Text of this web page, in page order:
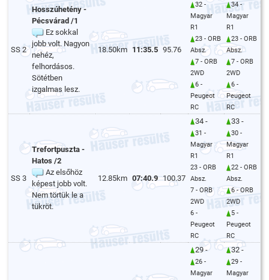
SS 2
Hosszúhetény -
Pécsvárad /1
Ez sokkal
jobb volt. Nagyon
nehéz,
felhordásos.
Sötétben
izgalmas lesz.
18.50km 11:35.5 95.76
32 -
Magyar
R1
23 - ORB
Absz.
7 - ORB
2WD
6 -
Peugeot
RC
34 -
Magyar
R1
23 - ORB
Absz.
7 - ORB
2WD
6 -
Peugeot
RC
SS 3
Trefortpuszta -
Hatos /2
Az elsőhöz
képest jobb volt.
Nem törtük le a
tükröt.
12.85km 07:40.9 100.37
34 -
31 -
Magyar
R1
23 - ORB
Absz.
7 - ORB
2WD
6 -
Peugeot
RC
33 -
30 -
Magyar
R1
22 - ORB
Absz.
6 - ORB
2WD
5 -
Peugeot
RC
29 -
26 -
Magyar
32 -
29 -
Magyar